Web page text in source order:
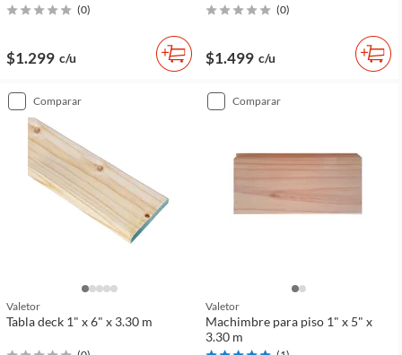
(0)
$1.299 c/u
(0)
$1.499 c/u
comparar
Valetor
Tabla deck 1" x 6" x 3.30 m
comparar
Valetor
Machimbre para piso 1" x 5" x
3.30 m